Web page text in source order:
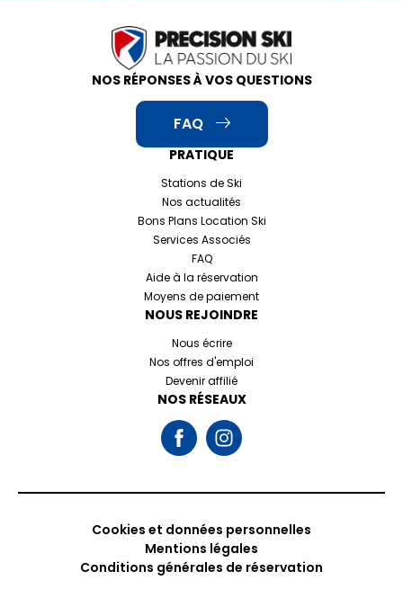
PRATIQUE
Stations de Ski
Nos actualités
Bons Plans Location Ski
Services Associés
FAQ
Aide à la réservation
Moyens de paiement
NOUS REJOINDRE
Nous écrire
Nos offres d'emploi
Devenir affilié
NOS RÉSEAUX
NOS RÉPONSES À VOS QUESTIONS
FAQ
Cookies et données personnelles
Mentions légales
Conditions générales de réservation